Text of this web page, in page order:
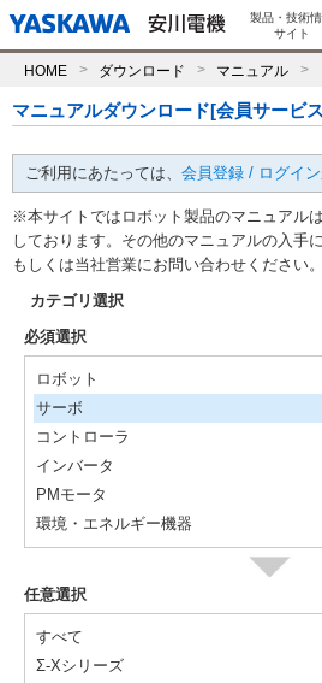
製品・技術
サイト
HOME ダウンロード マニュアル
マニュアルダウンロード[会員サービ
ご利用にあたっては、 会員登録 / ログイン
※本サイトではロボット製品のマニュアル
しております。その他のマニュアルの入手
もしくは当社営業にお問い合わせください。
カテゴリ選択
必須選択
ロボット
サーボ
コントローラ
インバータ
PMモータ
環境・エネルギー機器
任意選択
すべて
Σ-Xシリーズ